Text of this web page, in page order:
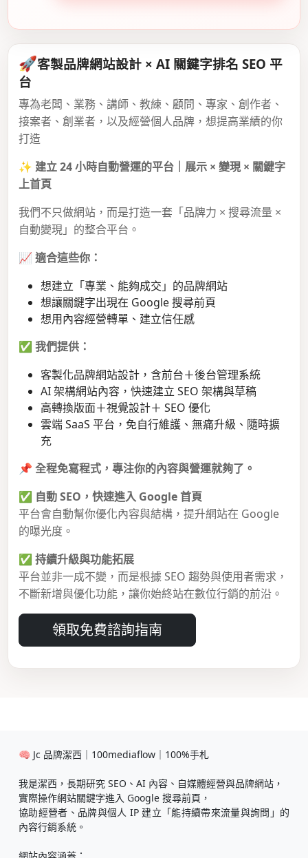
🚀客製品牌網站設計 × AI 關鍵字排名 SEO 平
台
專為老闆、業務、講師、教練、顧問、專家、創作者、
接案者、創業者，以及經營個人品牌，想提高業績的你
打造
✨ 建立 24 小時自動營運的平台｜展示 × 變現 × 關鍵字
上首頁
我們不只做網站，而是打造一套「品牌力 × 搜尋流量 ×
自動變現」的整合平台。
📈 適合這些你：
想建立「專業、能夠成交」的品牌網站
想讓關鍵字出現在 Google 搜尋前頁
想用內容經營轉單、建立信任感
✅ 我們提供：
客製化品牌網站設計，含前台＋後台管理系統
AI 架構網站內容，快速建立 SEO 架構與草稿
高轉換版面＋視覺設計＋ SEO 優化
雲端 SaaS 平台，免自行維護、無痛升級、隨時擴
充
📌 全程免寫程式，專注你的內容與營運就夠了。
✅ 自動 SEO，快速進入 Google 首頁
平台會自動幫你優化內容與結構，提升網站在 Google
的曝光度。
✅ 持續升級與功能拓展
平台並非一成不變，而是根據 SEO 趨勢與使用者需求，
不斷新增與優化功能，讓你始終站在數位行銷的前沿。
領取免費諮詢指南
🧠 Jc 品牌潔西｜100mediaflow｜100%手札
我是潔西，長期研究 SEO、AI 內容、自媒體經營與品牌網站，
實際操作網站關鍵字進入 Google 搜尋前頁，
協助經營者、品牌與個人 IP 建立「能持續帶來流量與詢問」的
內容行銷系統。